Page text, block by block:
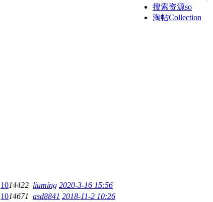
搜索资源so
淘帖Collection
1014422 liuming 2020-3-16 15:56
1014671 asd8841 2018-11-2 10:26